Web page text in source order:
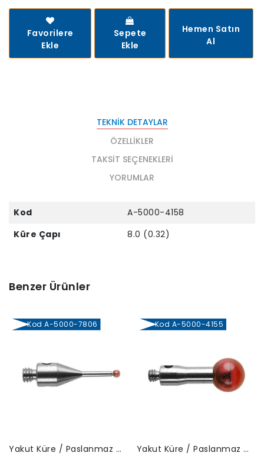
Favorilere
Ekle
Sepete
Ekle
Hemen Satın
Al
TEKNIK DETAYLAR
ÖZELLIKLER
TAKSIT SEÇENEKLERI
YORUMLAR
Kod
A-5000-4158
Küre Çapı
8.0 (0.32)
Benzer Ürünler
Kod A-5000-7806
Yakut Küre / Paslanmaz Çelik Gövde-A-5000-7806
Kod A-5000-4155
Yakut Küre / Paslanmaz Çelik Gövde-A-5000-4155